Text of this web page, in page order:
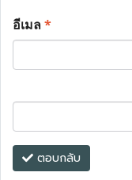
อีเมล*
ตอบกลับ